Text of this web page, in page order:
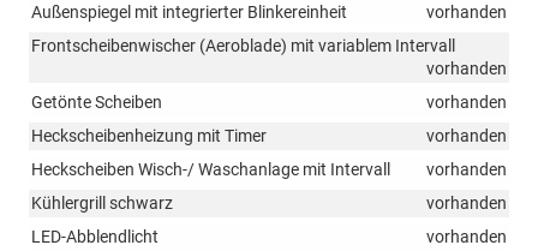
Außenspiegel mit integrierter Blinkereinheit
vorhanden
Frontscheibenwischer (Aeroblade) mit variablem Intervall
vorhanden
Getönte Scheiben
vorhanden
Heckscheibenheizung mit Timer
vorhanden
Heckscheiben Wisch-/ Waschanlage mit Intervall
vorhanden
Kühlergrill schwarz
vorhanden
LED-Abblendlicht
vorhanden